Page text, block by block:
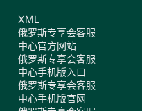
XML
俄罗斯专享会客服
中心官方网站
俄罗斯专享会客服
中心手机版入口
俄罗斯专享会客服
中心手机版官网